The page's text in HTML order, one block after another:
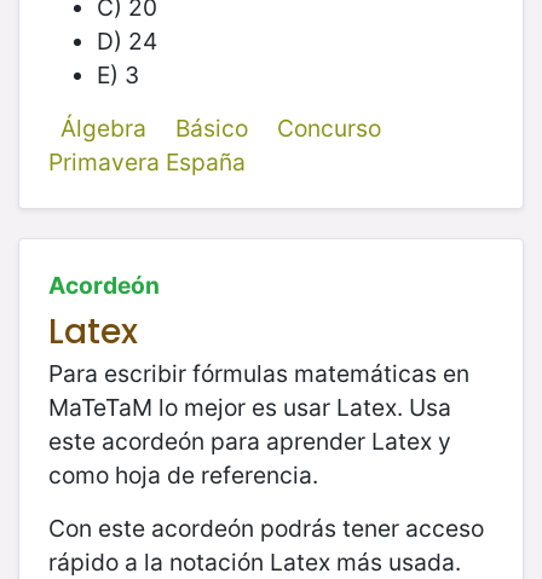
C) 20
D) 24
E) 3
Álgebra
Básico
Concurso
Primavera España
Acordeón
Latex
Para escribir fórmulas matemáticas en
MaTeTaM lo mejor es usar Latex. Usa
este acordeón para aprender Latex y
como hoja de referencia.
Con este acordeón podrás tener acceso
rápido a la notación Latex más usada.